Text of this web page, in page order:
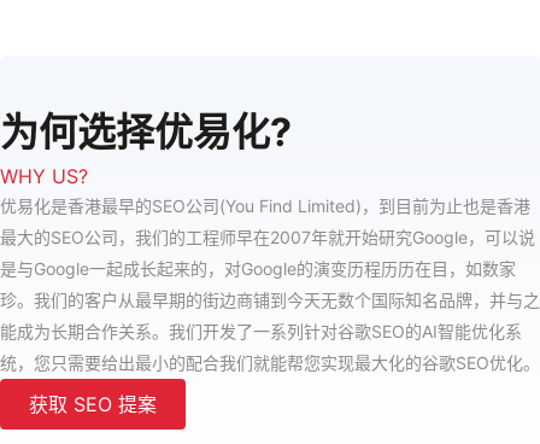
为何选择优易化?
WHY US?
优易化是香港最早的SEO公司(You Find Limited)，到目前为止也是香港
最大的SEO公司，我们的工程师早在2007年就开始研究Google，可以说
是与Google一起成长起来的，对Google的演变历程历历在目，如数家
珍。我们的客户从最早期的街边商铺到今天无数个国际知名品牌，并与之
能成为长期合作关系。我们开发了一系列针对谷歌SEO的AI智能优化系
统，您只需要给出最小的配合我们就能帮您实现最大化的谷歌SEO优化。
获取 SEO 提案